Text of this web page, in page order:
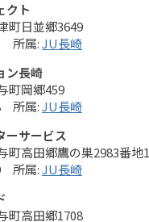
クト
町日並郷3649
JU長崎
ン長崎
町岡郷459
JU長崎
ーサービス
町高田郷鷹の巣2983番地1
JU長崎
町高田郷1708